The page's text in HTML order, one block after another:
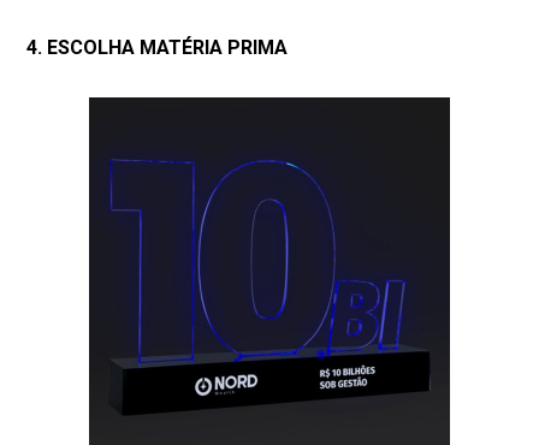
4. ESCOLHA MATÉRIA PRIMA